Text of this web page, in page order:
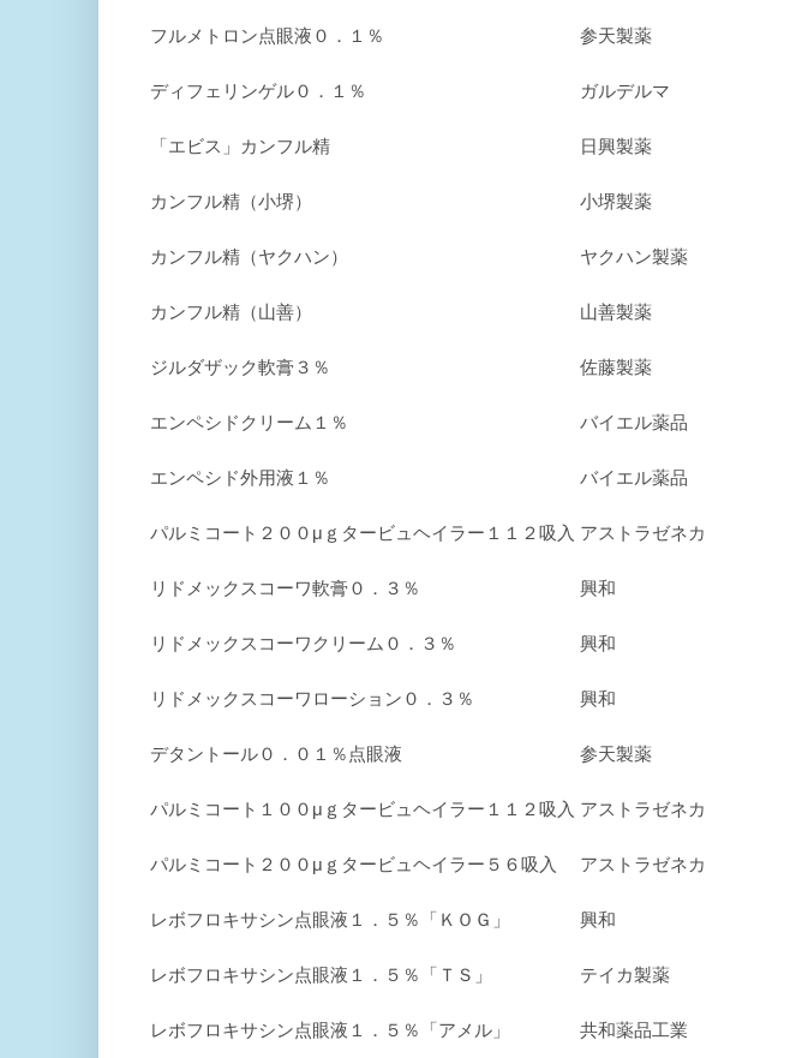
フルメトロン点眼液０．１％ 参天製薬
ディフェリンゲル０．１％ ガルデルマ
「エビス」カンフル精 日興製薬
カンフル精（小堺） 小堺製薬
カンフル精（ヤクハン） ヤクハン製薬
カンフル精（山善） 山善製薬
ジルダザック軟膏３％ 佐藤製薬
エンペシドクリーム１％ バイエル薬品
エンペシド外用液１％ バイエル薬品
パルミコート２００μｇタービュヘイラー１１２吸入 アストラゼネカ
リドメックスコーワ軟膏０．３％ 興和
リドメックスコーワクリーム０．３％ 興和
リドメックスコーワローション０．３％ 興和
デタントール０．０１％点眼液 参天製薬
パルミコート１００μｇタービュヘイラー１１２吸入 アストラゼネカ
パルミコート２００μｇタービュヘイラー５６吸入 アストラゼネカ
レボフロキサシン点眼液１．５％「ＫＯＧ」 興和
レボフロキサシン点眼液１．５％「ＴＳ」 テイカ製薬
レボフロキサシン点眼液１．５％「アメル」 共和薬品工業